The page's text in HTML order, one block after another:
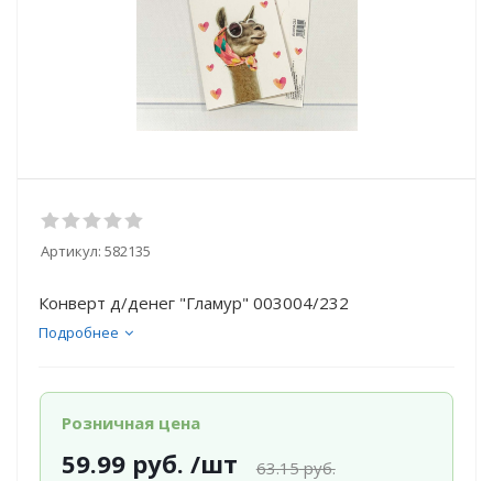
Артикул: 582135
Конверт д/денег "Гламур" 003004/232
Подробнее
Розничная цена
59.99руб. /шт 63.15руб.